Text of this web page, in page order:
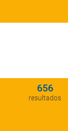
656
resultados